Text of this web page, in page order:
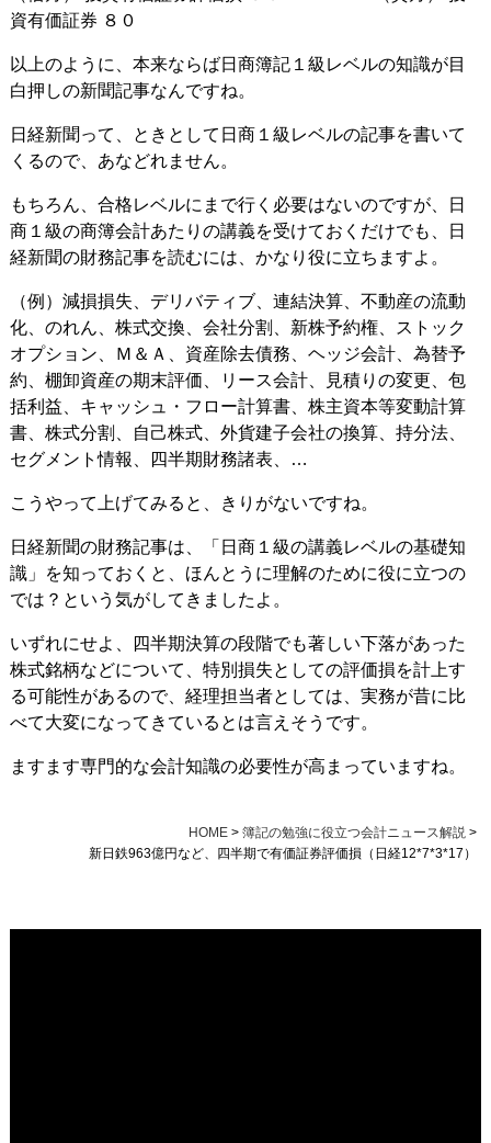
資有価証券 ８０
以上のように、本来ならば日商簿記１級レベルの知識が目
白押しの新聞記事なんですね。
日経新聞って、ときとして日商１級レベルの記事を書いて
くるので、あなどれません。
もちろん、合格レベルにまで行く必要はないのですが、日
商１級の商簿会計あたりの講義を受けておくだけでも、日
経新聞の財務記事を読むには、かなり役に立ちますよ。
（例）減損損失、デリバティブ、連結決算、不動産の流動
化、のれん、株式交換、会社分割、新株予約権、ストック
オプション、Ｍ＆Ａ、資産除去債務、ヘッジ会計、為替予
約、棚卸資産の期末評価、リース会計、見積りの変更、包
括利益、キャッシュ・フロー計算書、株主資本等変動計算
書、株式分割、自己株式、外貨建子会社の換算、持分法、
セグメント情報、四半期財務諸表、…
こうやって上げてみると、きりがないですね。
日経新聞の財務記事は、「日商１級の講義レベルの基礎知
識」を知っておくと、ほんとうに理解のために役に立つの
では？という気がしてきましたよ。
いずれにせよ、四半期決算の段階でも著しい下落があった
株式銘柄などについて、特別損失としての評価損を計上す
る可能性があるので、経理担当者としては、実務が昔に比
べて大変になってきているとは言えそうです。
ますます専門的な会計知識の必要性が高まっていますね。
HOME> 簿記の勉強に役立つ会計ニュース解説 >
新日鉄963億円など、四半期で有価証券評価損（日経12*7*3*17）